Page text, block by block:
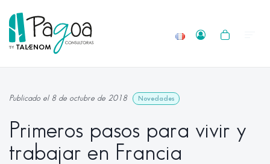
Publicado el 8 de octubre de 2018 Novedades
Primeros pasos para vivir y
trabajar en Francia